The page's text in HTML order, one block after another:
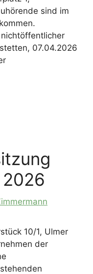
sind im
07.04.2026
10/1, Ulmer
der